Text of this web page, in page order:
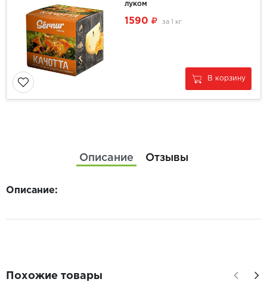
луком
1590 за 1 кг
В корзину
Описание Отзывы
Описание:
Похожие товары